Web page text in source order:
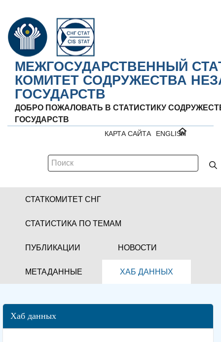
МЕЖГОСУДАРСТВЕННЫЙ
КОМИТЕТ СОДРУЖЕСТВА
ГОСУДАРСТВ
ДОБРО ПОЖАЛОВАТЬ В СТАТИСТИКУ
ГОСУДАРСТВ
ENGLISH
КАРТА САЙТА
СТАТКОМИТЕТ СНГ
СТАТИСТИКА ПО ТЕМАМ
ПУБЛИКАЦИИ НОВОСТИ
МЕТАДАННЫЕ ХАБ ДАННЫХ
Хаб данных